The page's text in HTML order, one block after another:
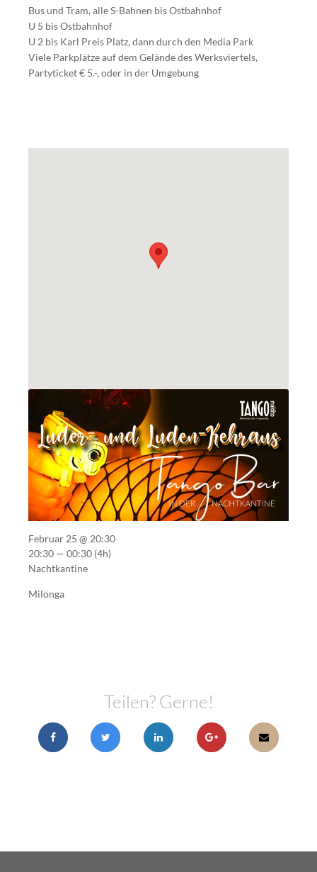
Bus und Tram, alle S-Bahnen bis Ostbahnhof
U 5 bis Ostbahnhof
U 2 bis Karl Preis Platz, dann durch den Media Park
Viele Parkplätze auf dem Gelände des Werksviertels,
Partyticket € 5.-, oder in der Umgebung
Februar 25 @ 20:30
20:30 — 00:30 (4h)
Nachtkantine
Milonga
Teilen? Gerne!